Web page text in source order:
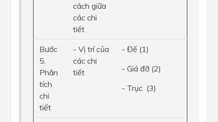
cách giữa
các chi
tiết
Bước
5.
Phân
tích
chi
tiết
- Vị trí của
các chi
tiết
- Đế (1)
- Giá đỡ (2)
- Trục (3)